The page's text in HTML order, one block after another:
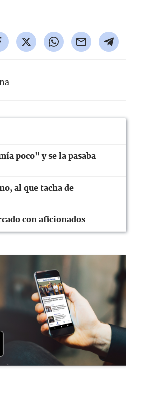
poco" y se la pasaba
al que tacha de
con aficionados